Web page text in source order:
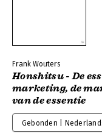
Frank Wouters
Honshitsu - De
marketing, de
van de essentie
Gebonden |